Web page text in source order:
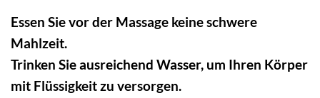
Essen Sie vor der Massage keine schwere
Mahlzeit.
Trinken Sie ausreichend Wasser, um Ihren Körper
mit Flüssigkeit zu versorgen.